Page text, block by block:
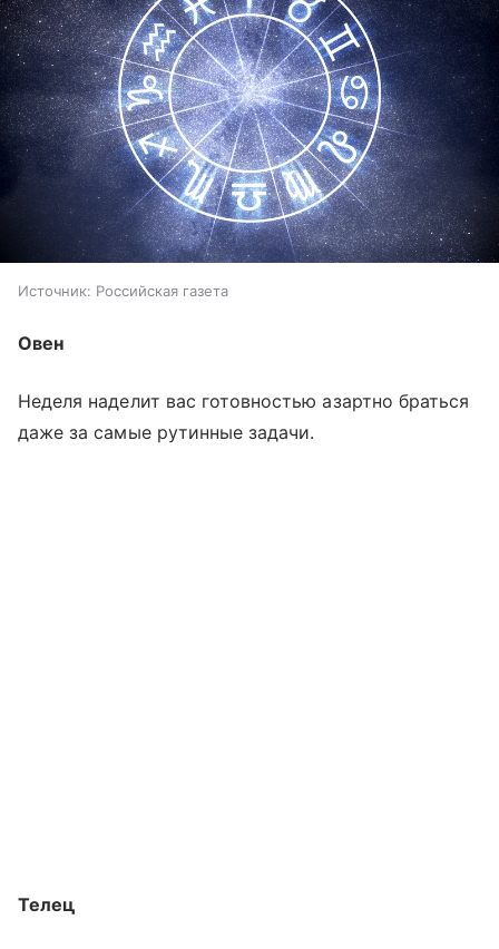
Источник: Российская газета
Овен
Неделя наделит вас готовностью азартно браться
даже за самые рутинные задачи.
Телец